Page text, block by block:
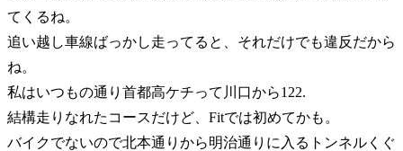
てくるね。
追い越し車線ばっかし走ってると、それだけでも違反だから
ね。
私はいつもの通り首都高ケチって川口から122.
結構走りなれたコースだけど、Fitでは初めてかも。
バイクでないので北本通りから明治通りに入るトンネルくぐ